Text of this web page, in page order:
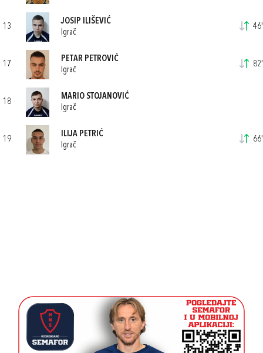
13
JOSIP ILIŠEVIĆ
Igrač
46'
17
PETAR PETROVIĆ
Igrač
82'
18
MARIO STOJANOVIĆ
Igrač
19
ILIJA PETRIĆ
Igrač
66'